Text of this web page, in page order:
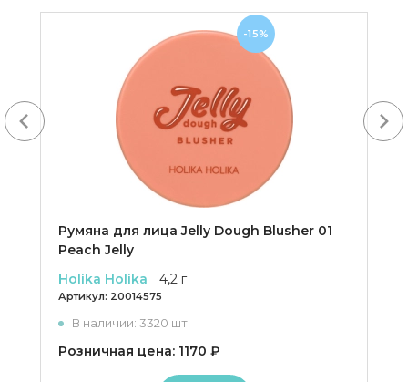
Румяна для лица Jelly Dough Blusher 01
Peach Jelly
Holika Holika
4,2 г
Артикул: 20014575
В наличии: 3320 шт.
Розничная цена: 1170 ₽
-15%